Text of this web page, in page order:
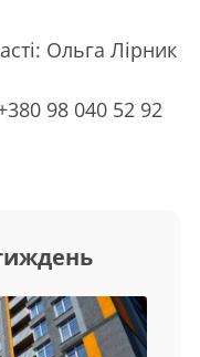
Ольга Лірник
98 040 52 92